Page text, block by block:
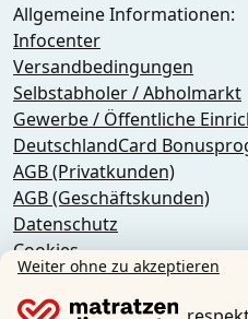
Allgemeine Informationen:
Infocenter
Versandbedingungen
Selbstabholer / Abholmarkt
Gewerbe / Öffentliche
DeutschlandCard
AGB (Privatkunden)
AGB (Geschäftskunden)
Datenschutz
Cookies
Widerrufsbelehrung
Impressum
Weiter ohne zu akzeptieren